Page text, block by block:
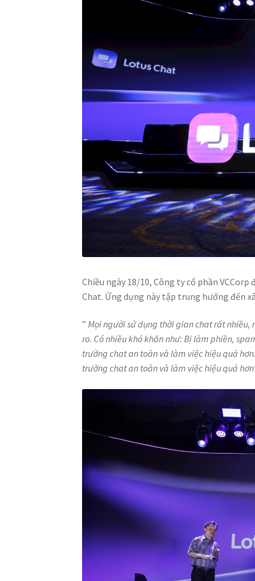
Chiều ngày 18/10, Công ty cổ phần
Chat. Ứng dụng này tập trung hướng đến
”Mọi người sử dụng thời gian chat rất
ro. Có nhiều khó khăn như: Bị làm phiền,
trường chat an toàn và làm việc hiệu quả
trường chat an toàn và làm việc hiệu quả